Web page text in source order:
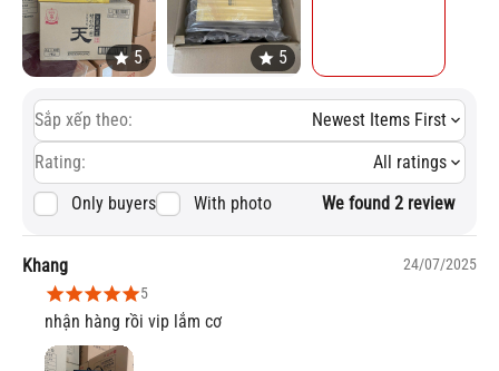
Sắp xếp theo:
Newest Items First
Rating:
All ratings
Only buyers
With photo We found 2 review
Khang
24/07/2025
5
nhận hàng rồi vip lắm cơ